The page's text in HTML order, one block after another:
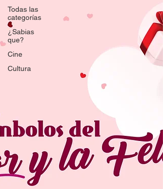
Todas las
categorías
¿Sabias
que?
Cine
Cultura